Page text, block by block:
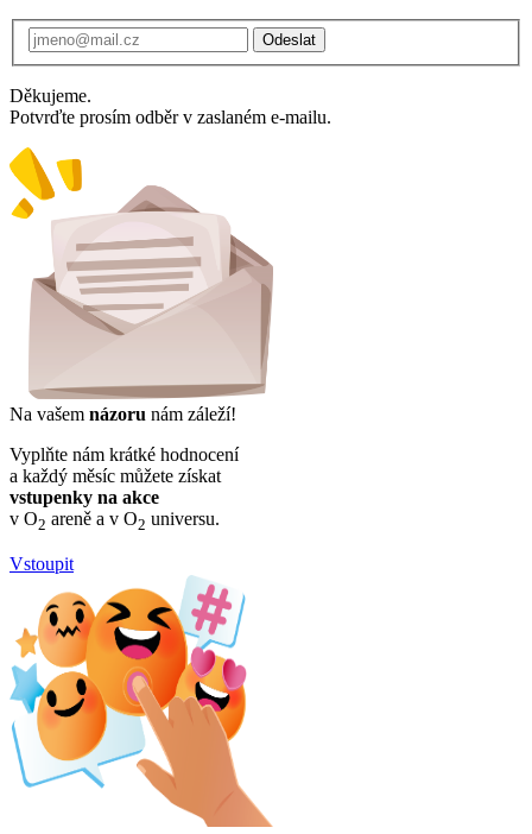
Odeslat
Děkujeme.
Potvrďte prosím odběr v zaslaném e-mailu.
Na vašem názoru nám záleží!
Vyplňte nám krátké hodnocení
a každý měsíc můžete získat
vstupenky na akce
v O2 areně a v O2 universu.
Vstoupit